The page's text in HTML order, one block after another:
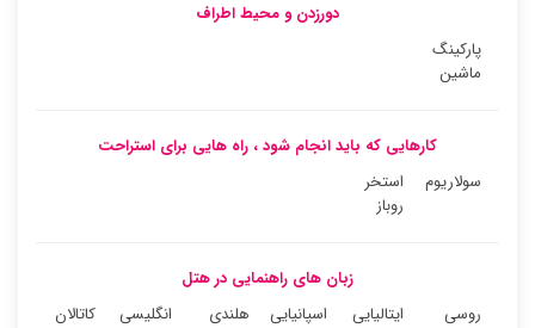
دورزدن و محیط اطراف
پارکینگ
ماشین
کارهایی که باید انجام شود ، راه هایی برای استراحت
سولاریوم
استخر
روباز
زبان های راهنمایی در هتل
روسی
ایتالیایی اسپانیایی هلندی انگلیسی کاتالان